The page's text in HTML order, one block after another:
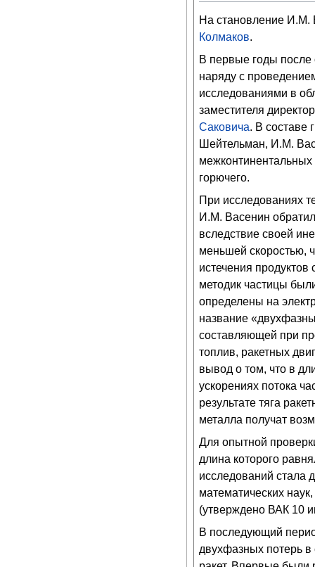
На становление И.М.
Колмаков.
В первые годы
наряду с
исследованиями в
заместителя
Саковича. В составе
Шейтельман, И.М.
межконтинентальных
горючего.
При исследованиях
И.М. Васенин
вследствие своей
меньшей скоростью,
истечения
методик частицы
определены на
название
составляющей при
топлив, ракетных
вывод о том, что в
ускорениях потока
результате тяга
металла получат
Для опытной
длина которого
исследований стала
математических
(утверждено ВАК 10
В последующий
двухфазных потерь в